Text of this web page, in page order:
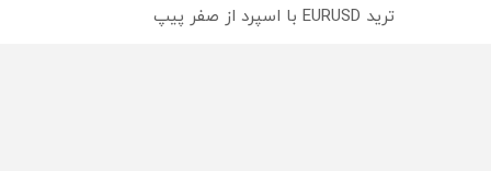
ترید EURUSD با اسپرد از صفر پیپ